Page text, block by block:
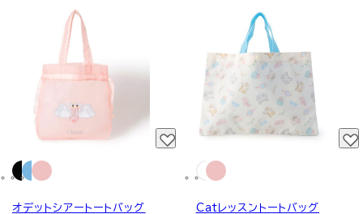
オデットシアートートバッグ Catレッスントートバッグ